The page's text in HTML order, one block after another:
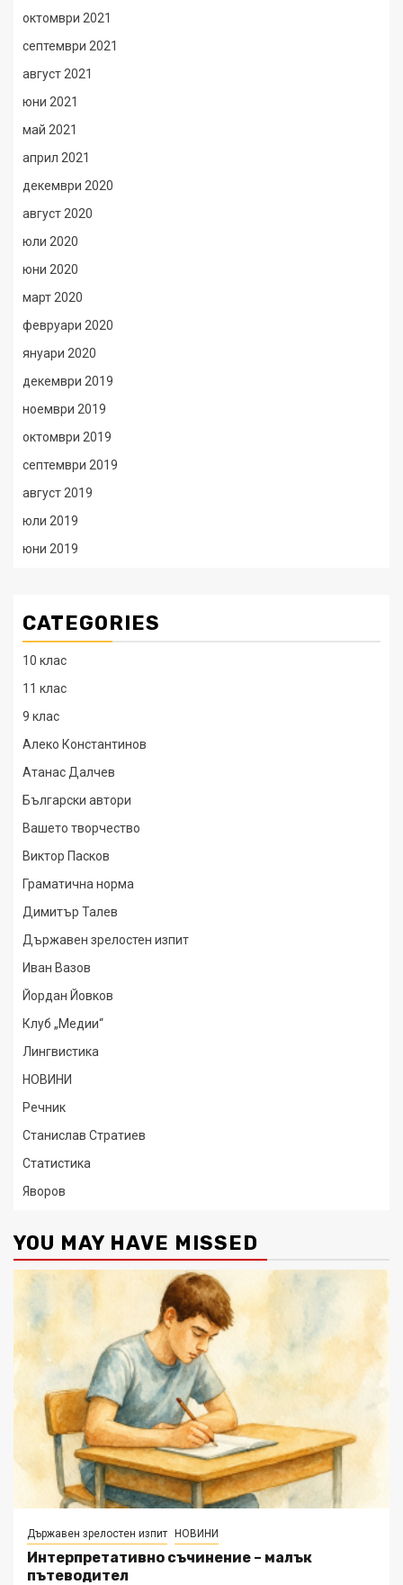
октомври 2021
септември 2021
август 2021
юни 2021
май 2021
април 2021
декември 2020
август 2020
юли 2020
юни 2020
март 2020
февруари 2020
януари 2020
декември 2019
ноември 2019
октомври 2019
септември 2019
август 2019
юли 2019
юни 2019
CATEGORIES
10 клас
11 клас
9 клас
Алеко Константинов
Атанас Далчев
Български автори
Вашето творчество
Виктор Пасков
Граматична норма
Димитър Талев
Държавен зрелостен изпит
Иван Вазов
Йордан Йовков
Клуб „Медии“
Лингвистика
НОВИНИ
Речник
Станислав Стратиев
Статистика
Яворов
YOU MAY HAVE MISSED
Държавен зрелостен изпит НОВИНИ
Интерпретативно съчинение – малък
пътеводител